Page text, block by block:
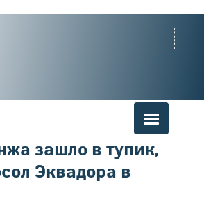
зашло в тупик,
Эквадора в